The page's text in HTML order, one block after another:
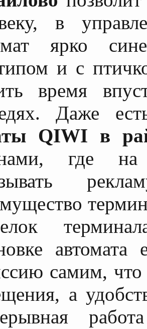
в
ярко
и с
время
Даже
QIWI в
где
автомата
самим,
а